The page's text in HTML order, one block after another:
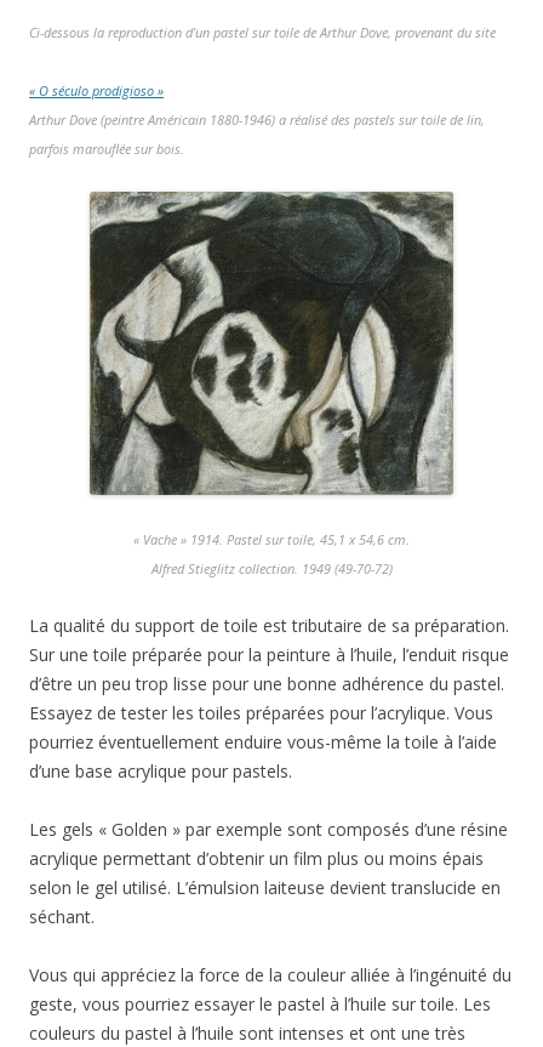
Ci-dessous la reproduction d’un pastel sur toile de Arthur Dove, provenant du site
« O século prodigioso »
Arthur Dove (peintre Américain 1880-1946) a réalisé des pastels sur toile de lin,
parfois marouflée sur bois.
« Vache » 1914. Pastel sur toile, 45,1 x 54,6 cm.
Alfred Stieglitz collection. 1949 (49-70-72)
La qualité du support de toile est tributaire de sa préparation.
Sur une toile préparée pour la peinture à l’huile, l’enduit risque
d’être un peu trop lisse pour une bonne adhérence du pastel.
Essayez de tester les toiles préparées pour l’acrylique. Vous
pourriez éventuellement enduire vous-même la toile à l’aide
d’une base acrylique pour pastels.
Les gels « Golden » par exemple sont composés d’une résine
acrylique permettant d’obtenir un film plus ou moins épais
selon le gel utilisé. L’émulsion laiteuse devient translucide en
séchant.
Vous qui appréciez la force de la couleur alliée à l’ingénuité du
geste, vous pourriez essayer le pastel à l’huile sur toile. Les
couleurs du pastel à l’huile sont intenses et ont une très